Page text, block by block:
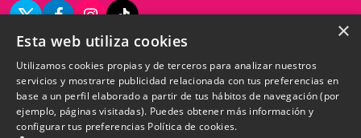
©2009-2025 Totemo Market. Todos los derechos
reservados. CIF B12969309
×
Esta web utiliza cookies
Utilizamos cookies propias y de terceros para analizar nuestros
servicios y mostrarte publicidad relacionada con tus preferencias en
base a un perfil elaborado a partir de tus hábitos de navegación (por
ejemplo, páginas visitadas). Puedes obtener más información y
configurar tus preferencias Política de cookies.